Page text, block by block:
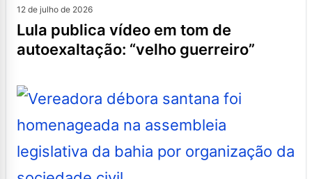
12 de julho de 2026
lula publica vídeo em tom de
autoexaltação: “velho guerreiro”